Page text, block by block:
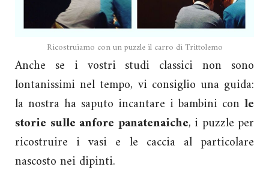
Ricostruiamo con un puzzle il carro di Trittolemo
Anche se i vostri studi classici non sono
lontanissimi nel tempo, vi consiglio una guida:
la nostra ha saputo incantare i bambini con le
storie sulle anfore panatenaiche, i puzzle per
ricostruire i vasi e le caccia al particolare
nascosto nei dipinti.